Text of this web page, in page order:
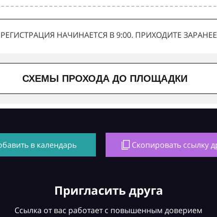
РЕГИСТРАЦИЯ НАЧИНАЕТСЯ В 9:00. ПРИХОДИТЕ ЗАРАНЕЕ
СХЕМЫ ПРОХОДА ДО ПЛОЩАДКИ
в календарь Скопировать ссылку
Пригласить друга
Ссылка от вас работает с повышенным доверием